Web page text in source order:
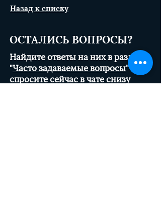
Назад к списку
ОСТАЛИСЬ ВОПРОСЫ?
Найдите ответы на них в разделе
"Часто задаваемые вопросы" или
спросите сейчас в чате снизу